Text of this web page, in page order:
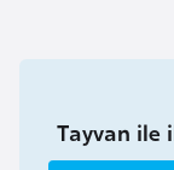
Tayvan ile
u